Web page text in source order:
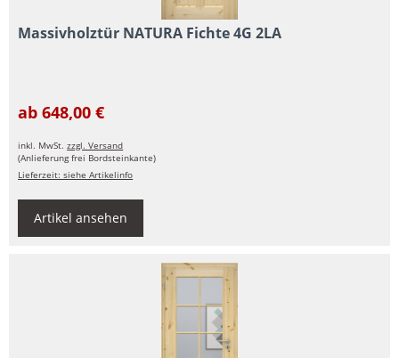
Massivholztür NATURA Fichte 4G 2LA
ab 648,00 €
inkl. MwSt.zzgl. Versand
(Anlieferung frei Bordsteinkante)
Lieferzeit: siehe Artikelinfo
Artikel ansehen